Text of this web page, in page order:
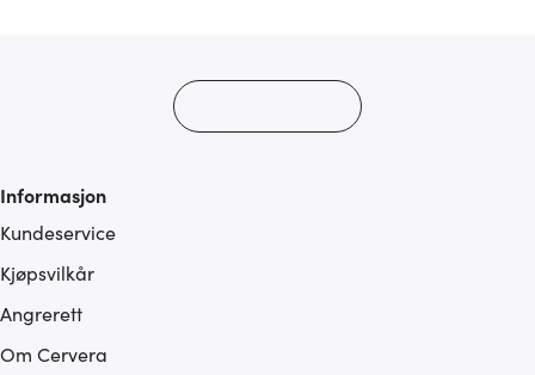
Informasjon
Kundeservice
Kjøpsvilkår
Angrerett
Om Cervera